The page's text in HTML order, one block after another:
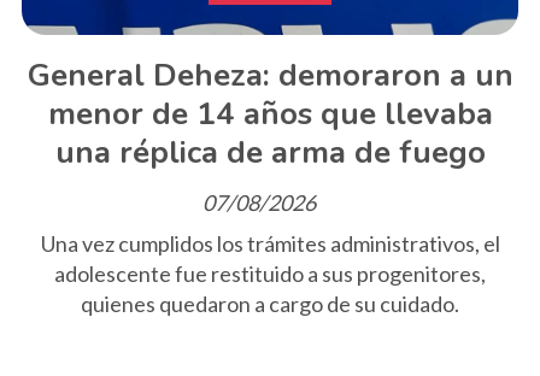
General Deheza: demoraron a un
menor de 14 años que llevaba
una réplica de arma de fuego
07/08/2026
Una vez cumplidos los trámites administrativos, el
adolescente fue restituido a sus progenitores,
quienes quedaron a cargo de su cuidado.